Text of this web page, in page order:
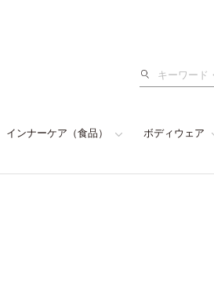
検
インナーケア（食品） ボディウェア